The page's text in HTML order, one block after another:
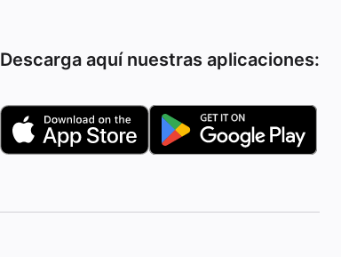
Descarga aquí nuestras aplicaciones: